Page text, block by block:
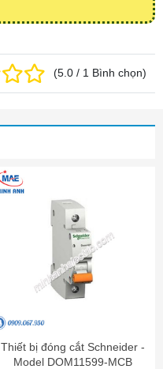
(5.0 / 1 Bình chọn)
Thiết bị đóng cắt Schneider -
Model DOM11599-MCB